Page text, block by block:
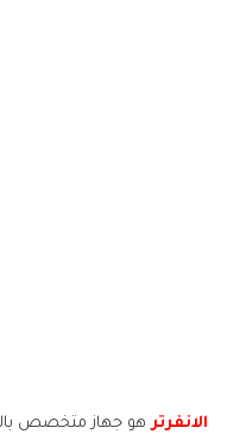
الانفرترهو جهاز متخصص